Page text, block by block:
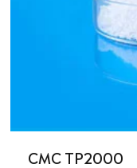
CMC TP2000